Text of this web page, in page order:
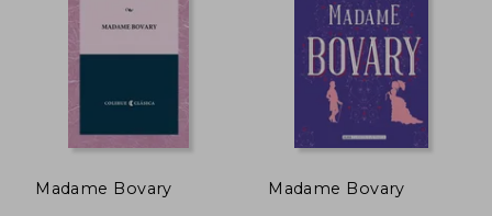
Madame Bovary Madame Bovary